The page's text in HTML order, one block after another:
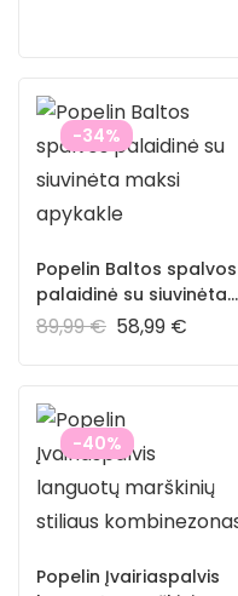
-34%
Popelin Baltos spalvos
palaidinė su siuvinėta
maksi apykakle
89,99€ 58,99 €
-40%
Popelin Įvairiaspalvis